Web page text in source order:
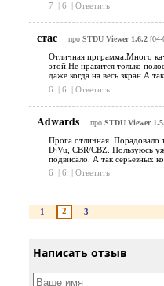
7
| 6 | Ответить
стас про STDU Viewer 1.6.2[04-
Отличная прграмма.Много
этой.Не нравится только
даже когда на весь зкран.А
6
| 6 | Ответить
Adwards про STDU Viewer
Прога отличная. Порадовало
DjVu, CBR/CBZ. Пользуюсь
подвисало. А так серьезных
6
| 6 | Ответить
1 2 3
Написать отзыв